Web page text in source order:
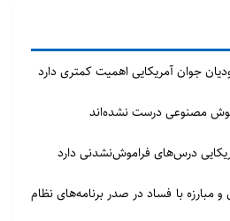
جوان آمریکایی اهمیت کمتری دارد
مصنوعی درست نشده‌اند
درس‌های فراموش‌نشدنی دارد
مبارزه با فساد در صدر برنامه‌های نظام